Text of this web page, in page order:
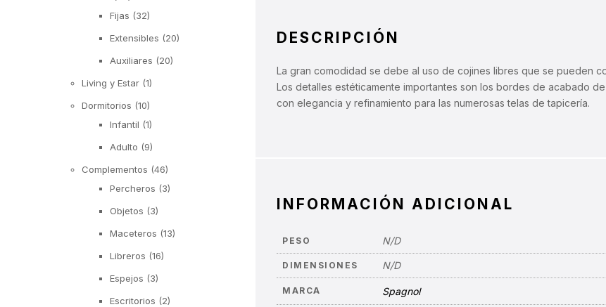
DESCRIPCIÓN
La gran comodidad se debe al uso de cojines libres que se pueden
Los detalles estéticamente importantes son los bordes de acabado
con elegancia y refinamiento para las numerosas telas de tapicería.
INFORMACIÓN ADICIONAL
PESO N/D
DIMENSIONES N/D
MARCA Spagnol
Fijas (32)
Extensibles (20)
Auxiliares (20)
Living y Estar (1)
Dormitorios (10)
Infantil (1)
Adulto (9)
Complementos (46)
Percheros (3)
Objetos (3)
Maceteros (13)
Libreros (16)
Espejos (3)
Escritorios (2)